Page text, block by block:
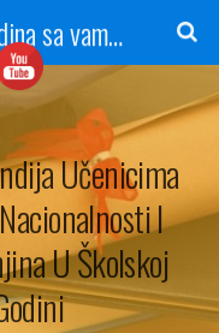
Radio Gradačac - 56 godina sa vama...
Učenicima
I
U Školskoj